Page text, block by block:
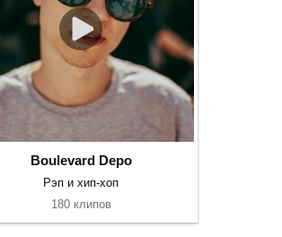
Boulevard Depo
Рэп и хип-хоп
180 клипов